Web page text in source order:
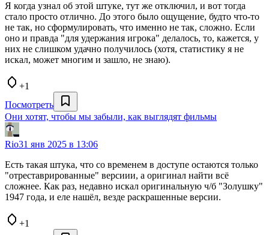
Я когда узнал об этой штуке, тут же отключил, и вот тогда
стало просто отлично. До этого было ощущение, будто что-то
не так, но сформулировать, что именно не так, сложно. Если
оно и правда "для удержания игрока" делалось, то, кажется, у
них не слишком удачно получилось (хотя, статистику я не
искал, может многим и зашло, не знаю).
+1
Посмотреть
Они хотят, чтобы мы забыли, как выглядят фильмы
Rio31 янв 2025 в 13:06
Есть такая штука, что со временем в доступе остаются только
"отреставрированные" версиии, а оригинал найти всё
сложнее. Как раз, недавно искал оригинальную ч/б "Золушку"
1947 года, и еле нашёл, везде раскрашенные версии.
+1